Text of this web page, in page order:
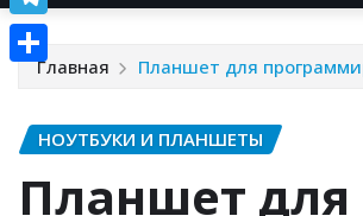
Главная Планшет для
НОУТБУКИ И ПЛАНШЕТЫ
Планшет
Telegram
Отправить